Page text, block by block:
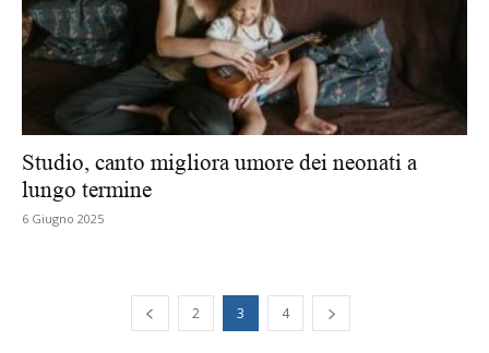
Studio, canto migliora umore dei neonati a
lungo termine
6 Giugno 2025
2 3 4